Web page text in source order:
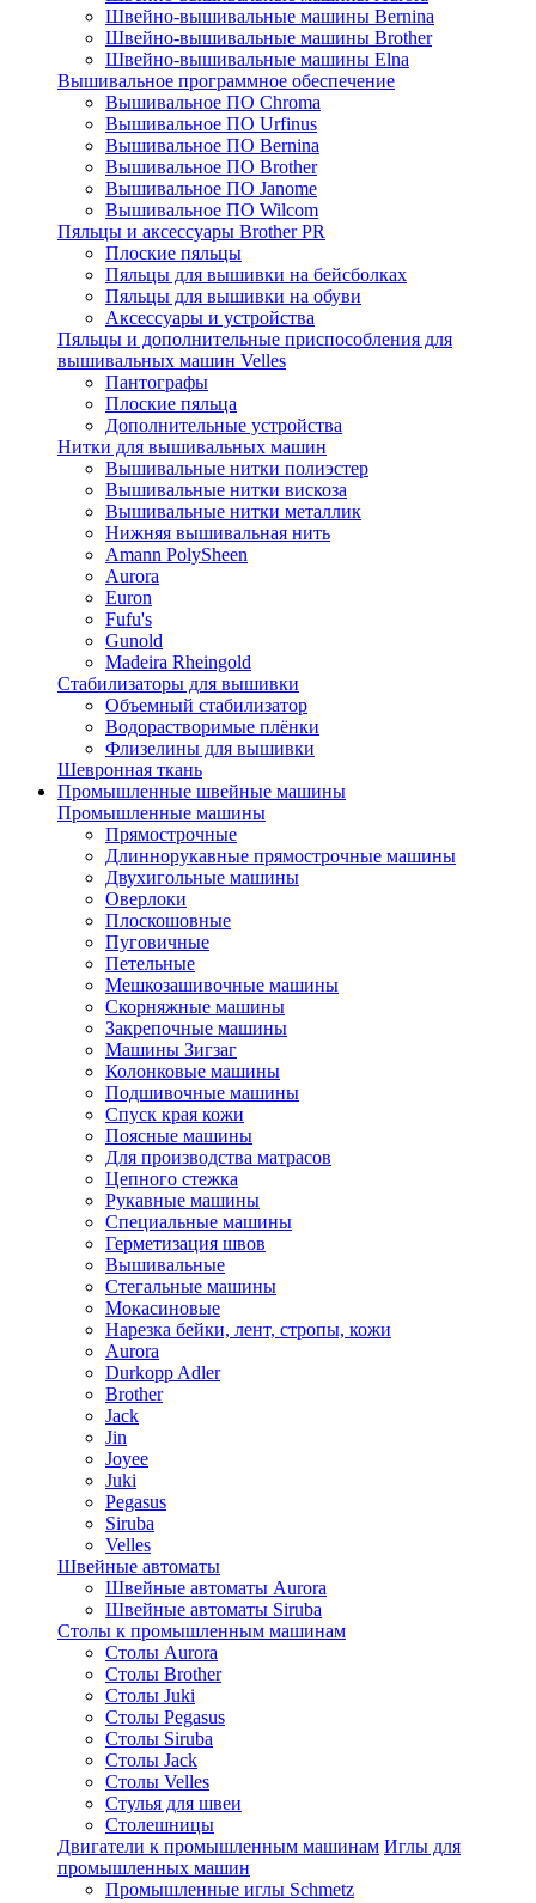
Швейно-вышивальные машины Bernina
Швейно-вышивальные машины Brother
Швейно-вышивальные машины Elna
Вышивальное программное обеспечение
Вышивальное ПО Chroma
Вышивальное ПО Urfinus
Вышивальное ПО Bernina
Вышивальное ПО Brother
Вышивальное ПО Janome
Вышивальное ПО Wilcom
Пяльцы и аксессуары Brother PR
Плоские пяльцы
Пяльцы для вышивки на бейсболках
Пяльцы для вышивки на обуви
Аксессуары и устройства
Пяльцы и дополнительные приспособления для
вышивальных машин Velles
Пантографы
Плоские пяльца
Дополнительные устройства
Нитки для вышивальных машин
Вышивальные нитки полиэстер
Вышивальные нитки вискоза
Вышивальные нитки металлик
Нижняя вышивальная нить
Amann PolySheen
Aurora
Euron
Fufu's
Gunold
Madeira Rheingold
Стабилизаторы для вышивки
Объемный стабилизатор
Водорастворимые плёнки
Флизелины для вышивки
Шевронная ткань
Промышленные швейные машины
Промышленные машины
Прямострочные
Длиннорукавные прямострочные машины
Двухигольные машины
Оверлоки
Плоскошовные
Пуговичные
Петельные
Мешкозашивочные машины
Скорняжные машины
Закрепочные машины
Машины Зигзаг
Колонковые машины
Подшивочные машины
Спуск края кожи
Поясные машины
Для производства матрасов
Цепного стежка
Рукавные машины
Специальные машины
Герметизация швов
Вышивальные
Стегальные машины
Мокасиновые
Нарезка бейки, лент, стропы, кожи
Aurora
Durkopp Adler
Brother
Jack
Jin
Joyee
Juki
Pegasus
Siruba
Velles
Швейные автоматы
Швейные автоматы Aurora
Швейные автоматы Siruba
Столы к промышленным машинам
Столы Aurora
Столы Brother
Столы Juki
Столы Pegasus
Столы Siruba
Столы Jack
Столы Velles
Стулья для швеи
Столешницы
Двигатели к промышленным машинам Иглы для
промышленных машин
Промышленные иглы Schmetz